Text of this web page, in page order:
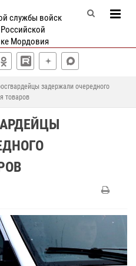
службы войск
Мордовия
задержали очередного
товаров